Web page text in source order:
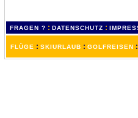
FRAGEN ? : DATENSCHUTZ :
FLÜGE : SKIURLAUB : GOLFREISEN :